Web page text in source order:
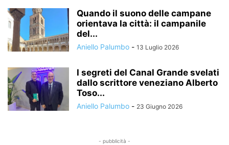
Quando il suono delle campane
orientava la città: il campanile
del...
Aniello Palumbo - 13 Luglio 2026
I segreti del Canal Grande svelati
dallo scrittore veneziano Alberto
Toso...
Aniello Palumbo - 23 Giugno 2026
- pubblicità -